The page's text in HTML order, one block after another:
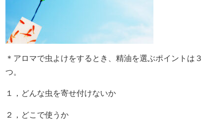
＊アロマで虫よけをするとき、精油を選ぶポイントは３
つ。
１，どんな虫を寄せ付けないか
２，どこで使うか